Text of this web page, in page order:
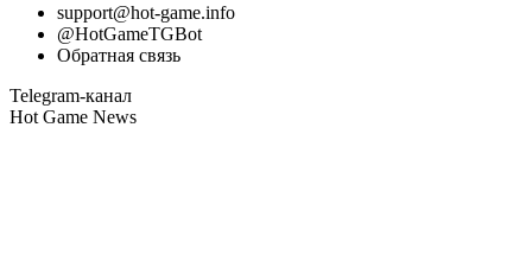
support@hot-game.info
@HotGameTGBot
Обратная связь
Telegram-канал
Hot Game News